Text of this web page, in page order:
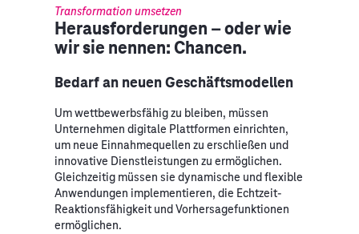
Transformation umsetzen
Herausforderungen – oder wie
wir sie nennen: Chancen.
Bedarf an neuen Geschäftsmodellen
Um wettbewerbsfähig zu bleiben, müssen
Unternehmen digitale Plattformen einrichten,
um neue Einnahmequellen zu erschließen und
innovative Dienstleistungen zu ermöglichen.
Gleichzeitig müssen sie dynamische und flexible
Anwendungen implementieren, die Echtzeit-
Reaktionsfähigkeit und Vorhersagefunktionen
ermöglichen.